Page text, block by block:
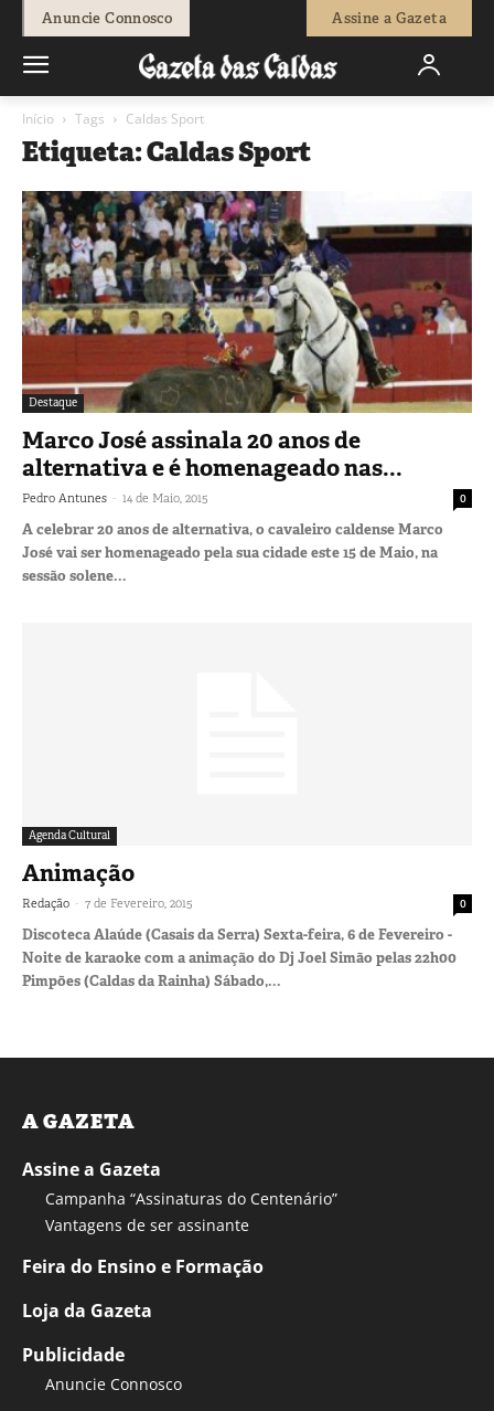
Anuncie Connosco Assine a Gazeta
Início Tags Caldas Sport
Etiqueta: Caldas Sport
Destaque
Marco José assinala 20 anos de
alternativa e é homenageado nas...
Pedro Antunes - 14 de Maio, 2015 0
A celebrar 20 anos de alternativa, o cavaleiro caldense Marco
José vai ser homenageado pela sua cidade este 15 de Maio, na
sessão solene...
Agenda Cultural
Animação
Redação - 7 de Fevereiro, 2015 0
Discoteca Alaúde (Casais da Serra) Sexta-feira, 6 de Fevereiro -
Noite de karaoke com a animação do Dj Joel Simão pelas 22h00
Pimpões (Caldas da Rainha) Sábado,...
A GAZETA
Assine a Gazeta
Campanha “Assinaturas do Centenário”
Vantagens de ser assinante
Feira do Ensino e Formação
Loja da Gazeta
Publicidade
Anuncie Connosco